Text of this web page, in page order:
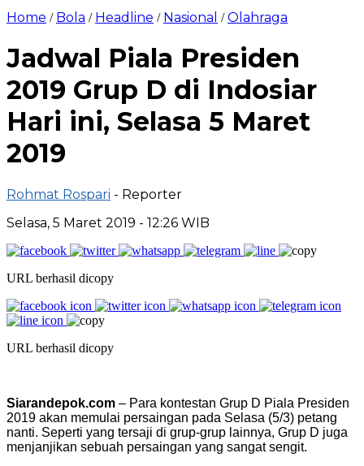
Home / Bola / Headline / Nasional /Olahraga
Jadwal Piala Presiden
2019 Grup D di Indosiar
Hari ini, Selasa 5 Maret
2019
Rohmat Rospari - Reporter
Selasa, 5 Maret 2019 - 12:26 WIB
URL berhasil dicopy
URL berhasil dicopy
Siarandepok.com – Para kontestan Grup D Piala Presiden
2019 akan memulai persaingan pada Selasa (5/3) petang
nanti. Seperti yang tersaji di grup-grup lainnya, Grup D juga
menjanjikan sebuah persaingan yang sangat sengit.